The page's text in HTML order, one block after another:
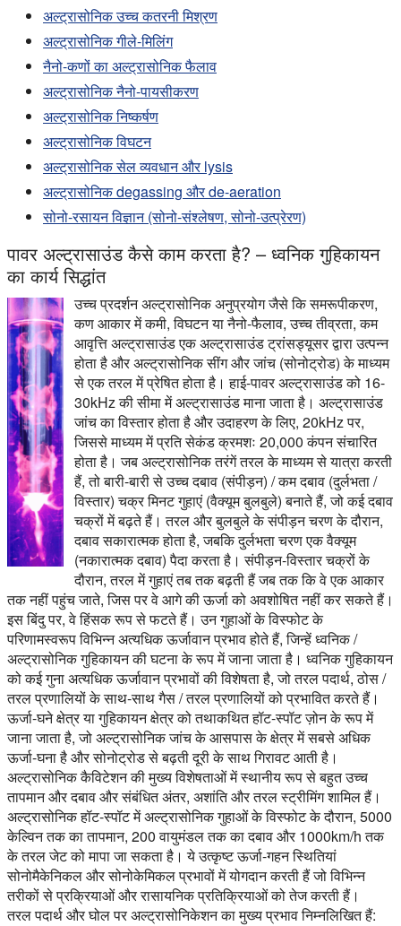
अल्ट्रासोनिक उच्च कतरनी मिश्रण
अल्ट्रासोनिक गीले-मिलिंग
नैनो-कणों का अल्ट्रासोनिक फैलाव
अल्ट्रासोनिक नैनो-पायसीकरण
अल्ट्रासोनिक निष्कर्षण
अल्ट्रासोनिक विघटन
अल्ट्रासोनिक सेल व्यवधान और lysis
अल्ट्रासोनिक degassing और de-aeration
सोनो-रसायन विज्ञान (सोनो-संश्लेषण, सोनो-उत्प्रेरण)
पावर अल्ट्रासाउंड कैसे काम करता है? – ध्वनिक गुहिकायन
का कार्य सिद्धांत
उच्च प्रदर्शन अल्ट्रासोनिक अनुप्रयोग जैसे कि समरूपीकरण,
कण आकार में कमी, विघटन या नैनो-फैलाव, उच्च तीव्रता, कम
आवृत्ति अल्ट्रासाउंड एक अल्ट्रासाउंड ट्रांसड्यूसर द्वारा उत्पन्न
होता है और अल्ट्रासोनिक सींग और जांच (सोनोट्रोड) के माध्यम
से एक तरल में प्रेषित होता है। हाई-पावर अल्ट्रासाउंड को 16-
30kHz की सीमा में अल्ट्रासाउंड माना जाता है। अल्ट्रासाउंड
जांच का विस्तार होता है और उदाहरण के लिए, 20kHz पर,
जिससे माध्यम में प्रति सेकंड क्रमशः 20,000 कंपन संचारित
होता है। जब अल्ट्रासोनिक तरंगें तरल के माध्यम से यात्रा करती
हैं, तो बारी-बारी से उच्च दबाव (संपीड़न) / कम दबाव (दुर्लभता /
विस्तार) चक्र मिनट गुहाएं (वैक्यूम बुलबुले) बनाते हैं, जो कई दबाव
चक्रों में बढ़ते हैं। तरल और बुलबुले के संपीड़न चरण के दौरान,
दबाव सकारात्मक होता है, जबकि दुर्लभता चरण एक वैक्यूम
(नकारात्मक दबाव) पैदा करता है। संपीड़न-विस्तार चक्रों के
दौरान, तरल में गुहाएं तब तक बढ़ती हैं जब तक कि वे एक आकार
तक नहीं पहुंच जाते, जिस पर वे आगे की ऊर्जा को अवशोषित नहीं कर सकते हैं।
इस बिंदु पर, वे हिंसक रूप से फटते हैं। उन गुहाओं के विस्फोट के
परिणामस्वरूप विभिन्न अत्यधिक ऊर्जावान प्रभाव होते हैं, जिन्हें ध्वनिक /
अल्ट्रासोनिक गुहिकायन की घटना के रूप में जाना जाता है। ध्वनिक गुहिकायन
को कई गुना अत्यधिक ऊर्जावान प्रभावों की विशेषता है, जो तरल पदार्थ, ठोस /
तरल प्रणालियों के साथ-साथ गैस / तरल प्रणालियों को प्रभावित करते हैं।
ऊर्जा-घने क्षेत्र या गुहिकायन क्षेत्र को तथाकथित हॉट-स्पॉट ज़ोन के रूप में
जाना जाता है, जो अल्ट्रासोनिक जांच के आसपास के क्षेत्र में सबसे अधिक
ऊर्जा-घना है और सोनोट्रोड से बढ़ती दूरी के साथ गिरावट आती है।
अल्ट्रासोनिक कैविटेशन की मुख्य विशेषताओं में स्थानीय रूप से बहुत उच्च
तापमान और दबाव और संबंधित अंतर, अशांति और तरल स्ट्रीमिंग शामिल हैं।
अल्ट्रासोनिक हॉट-स्पॉट में अल्ट्रासोनिक गुहाओं के विस्फोट के दौरान, 5000
केल्विन तक का तापमान, 200 वायुमंडल तक का दबाव और 1000km/h तक
के तरल जेट को मापा जा सकता है। ये उत्कृष्ट ऊर्जा-गहन स्थितियां
सोनोमैकेनिकल और सोनोकेमिकल प्रभावों में योगदान करती हैं जो विभिन्न
तरीकों से प्रक्रियाओं और रासायनिक प्रतिक्रियाओं को तेज करती हैं।
तरल पदार्थ और घोल पर अल्ट्रासोनिकेशन का मुख्य प्रभाव निम्नलिखित हैं: